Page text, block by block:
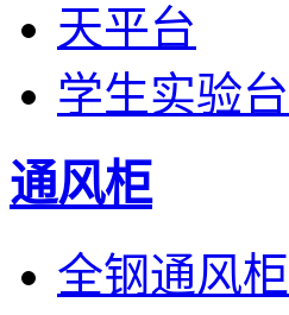
天平台
学生实验台
通风柜
全钢通风柜